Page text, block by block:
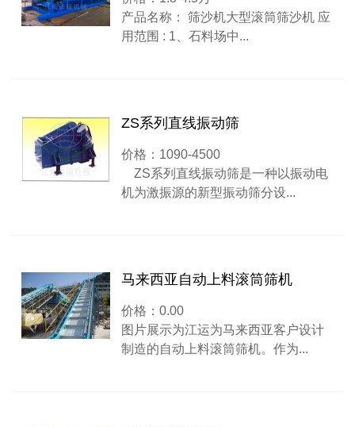
产品名称： 筛沙机大型滚筒筛沙机 应
用范围 : 1、石料场中...
ZS系列直线振动筛
价格：1090-4500
ZS系列直线振动筛是一种以振动电
机为激振源的新型振动筛分设...
马来西亚自动上料滚筒筛机
价格：0.00
图片展示为江运为马来西亚客户设计
制造的自动上料滚筒筛机。作为...